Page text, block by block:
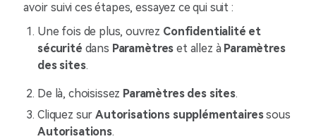
avoir suivi ces étapes, essayez ce qui suit :
Une fois de plus, ouvrez Confidentialité et
sécurité dans Paramètres et allez à Paramètres
des sites.
De là, choisissez Paramètres des sites.
Cliquez surAutorisations supplémentairessous
Autorisations.